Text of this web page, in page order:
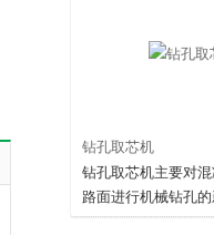
钻孔取芯机
钻孔取芯机主要对
路面进行机械钻孔
操作简便、轻巧灵